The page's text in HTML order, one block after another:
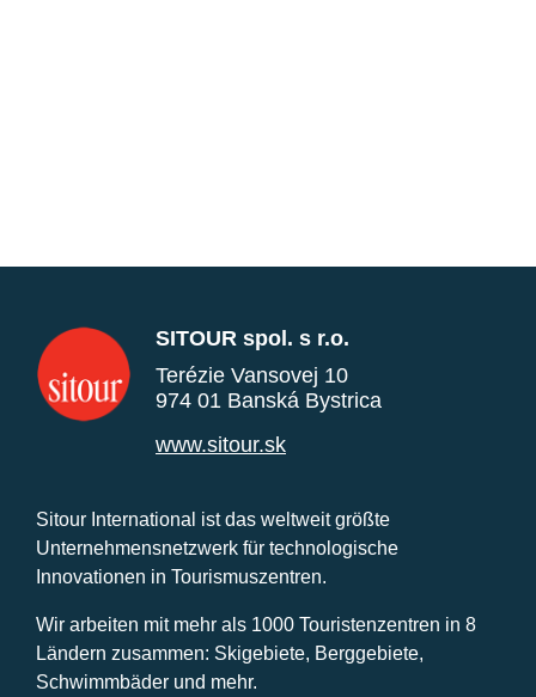
SITOUR spol. s r.o.
Terézie Vansovej 10
974 01 Banská Bystrica
www.sitour.sk
Sitour International ist das weltweit größte
Unternehmensnetzwerk für technologische
Innovationen in Tourismuszentren.
Wir arbeiten mit mehr als 1000 Touristenzentren in 8
Ländern zusammen: Skigebiete, Berggebiete,
Schwimmbäder und mehr.